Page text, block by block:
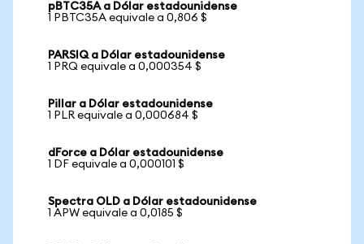
pBTC35A a Dólar estadounidense
1 PBTC35A equivale a 0,806 $
PARSIQ a Dólar estadounidense
1 PRQ equivale a 0,000354 $
Pillar a Dólar estadounidense
1 PLR equivale a 0,000684 $
dForce a Dólar estadounidense
1 DF equivale a 0,000101 $
Spectra OLD a Dólar estadounidense
1 APW equivale a 0,0185 $